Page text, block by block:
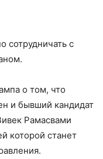
сотрудничать с
о том, что
и бывший кандидат
Рамасвами
которой станет